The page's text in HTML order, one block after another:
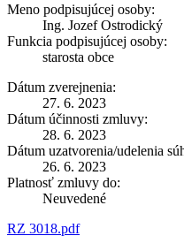
Meno podpisujúcej osoby:
Ing. Jozef Ostrodický
Funkcia podpisujúcej osoby:
starosta obce
Dátum zverejnenia:
27. 6. 2023
Dátum účinnosti zmluvy:
28. 6. 2023
Dátum uzatvorenia/udelenia
26. 6. 2023
Platnosť zmluvy do:
Neuvedené
RZ 3018.pdf